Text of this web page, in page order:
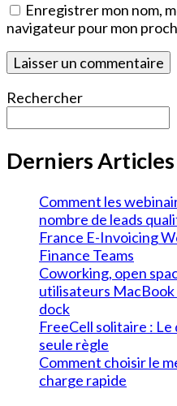
Enregistrer mon nom,
navigateur pour mon
Rechercher
Derniers Articles
Comment les
nombre de leads
France E-Invoicing
Finance Teams
Coworking, open
utilisateurs
dock
FreeCell solitaire :
seule règle
Comment choisir le
charge rapide